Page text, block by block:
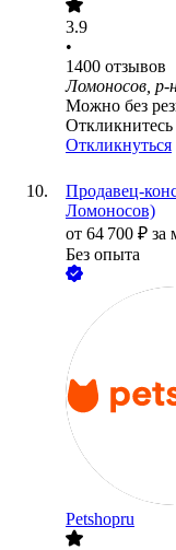
3.9
•
1400 отзывов
Ломоносов,
Можно без
Откликнуться
Продавец-
Ломоносов)
от 64 700 ₽ за
Без опыта
Petshopru